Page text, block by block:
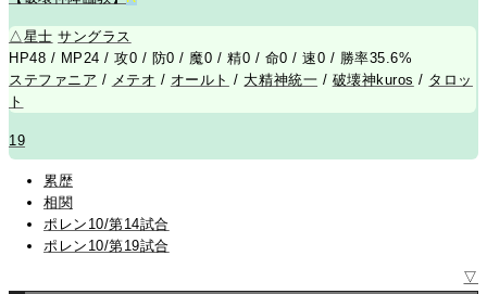
△星士 サングラス
HP48 / MP24 / 攻0 / 防0 / 魔0 / 精0 / 命0 / 速0 / 勝率35.6%
ステファニア / メテオ / オールト / 大精神統一 / 破壊神kuros / タロッ
ト
19
累歴
相関
ポレン10/第14試合
ポレン10/第19試合
▽